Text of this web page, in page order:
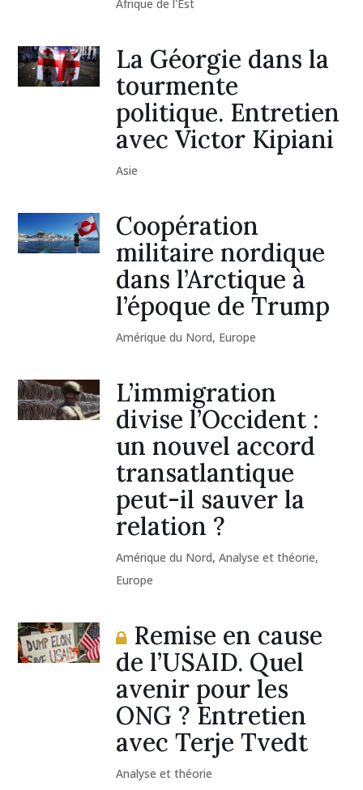
Afrique de l'Est
La Géorgie dans la
tourmente
politique. Entretien
avec Victor Kipiani
Asie
Coopération
militaire nordique
dans l’Arctique à
l’époque de Trump
Amérique du Nord, Europe
L’immigration
divise l’Occident :
un nouvel accord
transatlantique
peut-il sauver la
relation ?
Amérique du Nord,Analyse et théorie,
Europe
Remise en cause
de l’USAID. Quel
avenir pour les
ONG ? Entretien
avec Terje Tvedt
Analyse et théorie